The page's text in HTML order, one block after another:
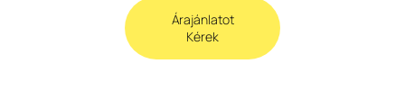
Árajánlatot
Kérek